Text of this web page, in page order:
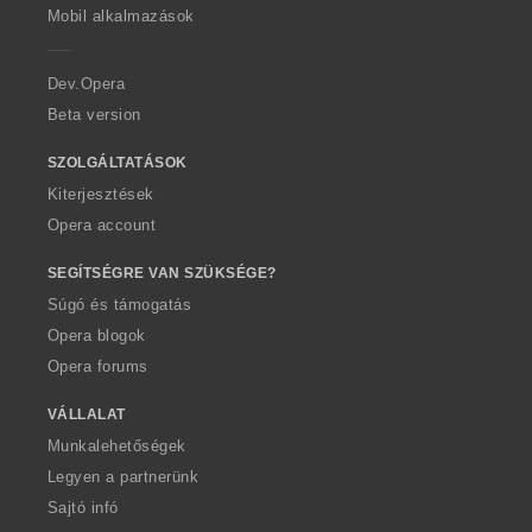
p
a
Mobil alkalmazások
Dev.Opera
Beta version
SZOLGÁLTATÁSOK
Kiterjesztések
Opera account
SEGÍTSÉGRE VAN SZÜKSÉGE?
Súgó és támogatás
Opera blogok
Opera forums
VÁLLALAT
Munkalehetőségek
Legyen a partnerünk
Sajtó infó